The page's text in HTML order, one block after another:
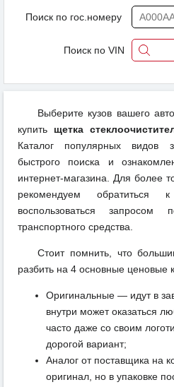
Поиск по гос.номеру
Поиск по VIN
Выберите кузов вашего
купить щетка
Каталог популярных видов
быстрого поиска и
интернет-магазина. Для более
рекомендуем обратиться
воспользоваться запросом
транспортного средства.
Стоит помнить, что
разбить на 4 основные ценовые
Оригинальные — идут в
внутри может оказаться
часто даже со своим
дорогой вариант;
Аналог от поставщика на
оригинал, но в упаковке